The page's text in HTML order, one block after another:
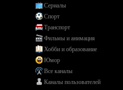
Сериалы
Спорт
Транспорт
Фильмы и анимация
Хобби и образование
Юмор
Все каналы
Каналы пользователей